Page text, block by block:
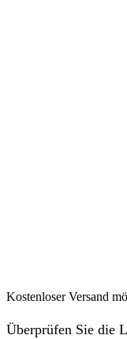
Kostenloser Versand
Überprüfen Sie die